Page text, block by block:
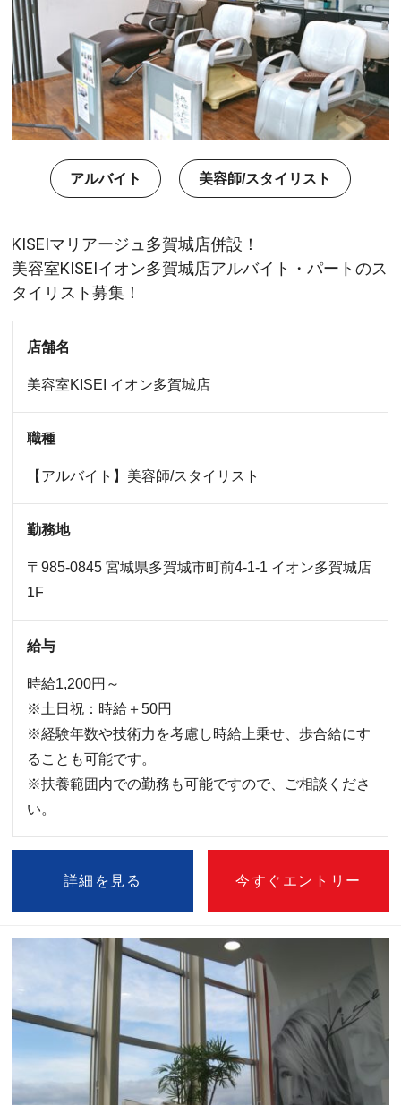
アルバイト 美容師/スタイリスト
KISEIマリアージュ多賀城店併設！
美容室KISEIイオン多賀城店アルバイト・パートのス
タイリスト募集！
店舗名
美容室KISEI イオン多賀城店
職種
【アルバイト】美容師/スタイリスト
勤務地
〒985-0845 宮城県多賀城市町前4-1-1 イオン多賀城店
1F
給与
時給1,200円～
※土日祝：時給＋50円
※経験年数や技術力を考慮し時給上乗せ、歩合給にす
ることも可能です。
※扶養範囲内での勤務も可能ですので、ご相談くださ
い。
詳細を見る 今すぐエントリー